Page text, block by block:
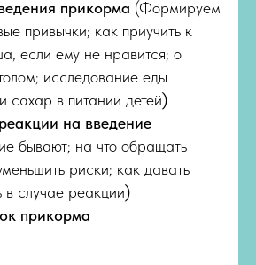
прикорма (Формируем
привычки; как приучить к
если ему не нравится; о
исследование еды
сахар в питании детей)
на введение
бывают; на что обращать
риски; как давать
в случае реакции)
прикорма